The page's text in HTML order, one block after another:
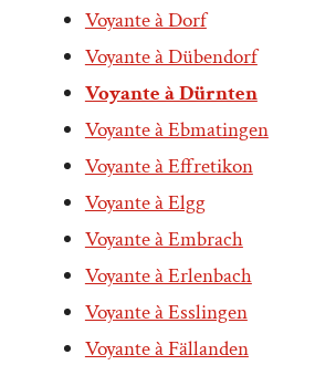
Voyante à Dorf
Voyante à Dübendorf
Voyante à Dürnten
Voyante à Ebmatingen
Voyante à Effretikon
Voyante à Elgg
Voyante à Embrach
Voyante à Erlenbach
Voyante à Esslingen
Voyante à Fällanden